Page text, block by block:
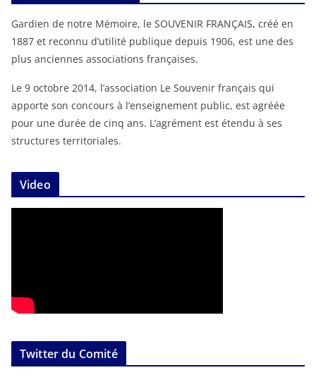
Gardien de notre Mémoire, le SOUVENIR FRANÇAIS, créé en
1887 et reconnu d’utilité publique depuis 1906, est une des
plus anciennes associations françaises.
Le 9 octobre 2014, l’association Le Souvenir français qui
apporte son concours à l’enseignement public, est agréée
pour une durée de cinq ans. L’agrément est étendu à ses
structures territoriales.
Video
Twitter du Comité